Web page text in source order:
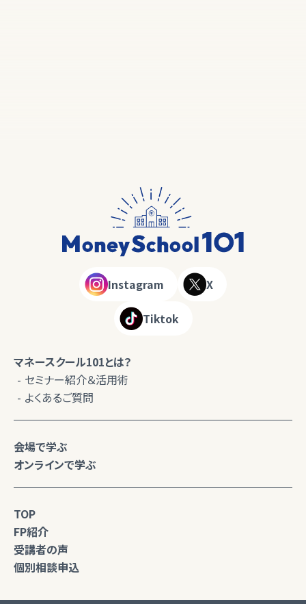
Instagram X
Tiktok
マネースクール101とは？
セミナー紹介＆活用術
よくあるご質問
会場で学ぶ
オンラインで学ぶ
TOP
FP紹介
受講者の声
個別相談申込